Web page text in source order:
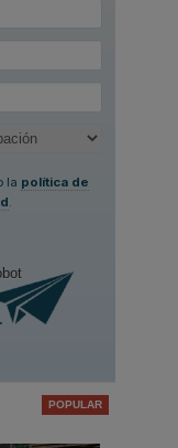
la política de
.